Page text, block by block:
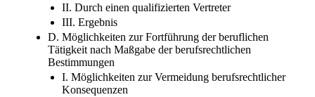
II. Durch einen qualifizierten Vertreter
III. Ergebnis
D. Möglichkeiten zur Fortführung der beruflichen
Tätigkeit nach Maßgabe der berufsrechtlichen
Bestimmungen
I. Möglichkeiten zur Vermeidung berufsrechtlicher
Konsequenzen